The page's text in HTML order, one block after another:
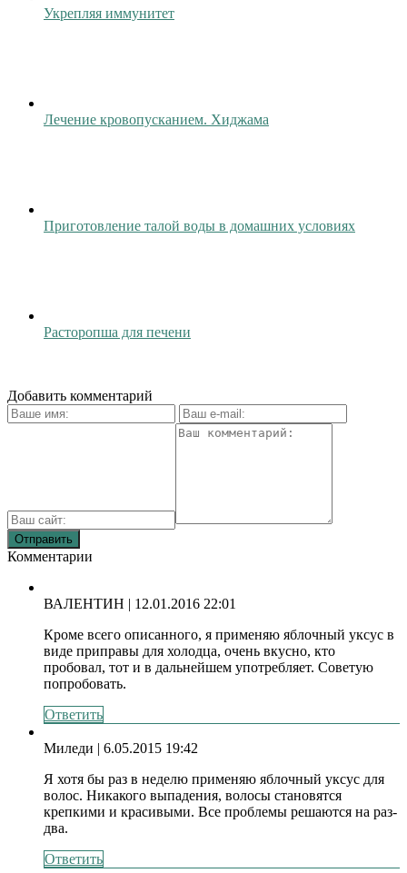
Укрепляя иммунитет
Лечение кровопусканием. Хиджама
Приготовление талой воды в домашних условиях
Расторопша для печени
Добавить комментарий
Комментарии
ВАЛЕНТИН | 12.01.2016 22:01
Кроме всего описанного, я применяю яблочный уксус в
виде приправы для холодца, очень вкусно, кто
пробовал, тот и в дальнейшем употребляет. Советую
попробовать.
Ответить
Миледи | 6.05.2015 19:42
Я хотя бы раз в неделю применяю яблочный уксус для
волос. Никакого выпадения, волосы становятся
крепкими и красивыми. Все проблемы решаются на раз-
два.
Ответить